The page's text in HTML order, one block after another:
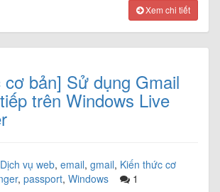
Xem chi tiết
bản] Sử dụng Gmail
trên Windows Live
Dịch vụ web, email, gmail, Kiến thức cơ
, passport, Windows 1